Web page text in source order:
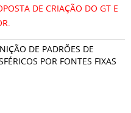
DE CRIAÇÃO DO GT E
DE PADRÕES DE
POR FONTES FIXAS